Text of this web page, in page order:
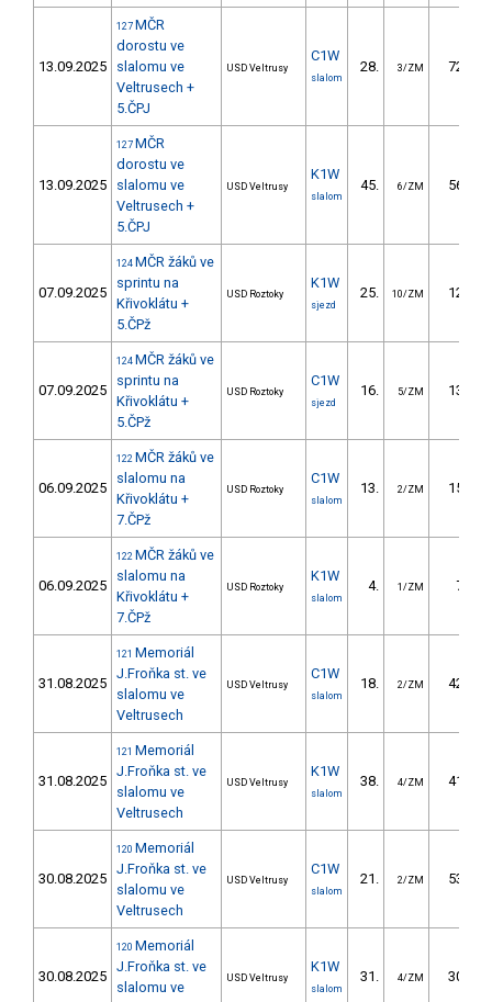
13.09.2025
127 MČR
dorostu ve
slalomu ve
Veltrusech +
5.ČPJ
USD Veltrusy
C1W
slalom
28. 3/ZM 72.59
13.09.2025
127 MČR
dorostu ve
slalomu ve
Veltrusech +
5.ČPJ
USD Veltrusy
K1W
slalom
45. 6/ZM 56.96
07.09.2025
124 MČR žáků ve
sprintu na
Křivoklátu +
5.ČPž
USD Roztoky
K1W
sjezd
25. 10/ZM 12.55
07.09.2025
124 MČR žáků ve
sprintu na
Křivoklátu +
5.ČPž
USD Roztoky
C1W
sjezd
16. 5/ZM 13.32
06.09.2025
122 MČR žáků ve
slalomu na
Křivoklátu +
7.ČPž
USD Roztoky
C1W
slalom
13. 2/ZM 15.62
06.09.2025
122 MČR žáků ve
slalomu na
Křivoklátu +
7.ČPž
USD Roztoky
K1W
slalom
4. 1/ZM 7.55
31.08.2025
121 Memoriál
J.Froňka st. ve
slalomu ve
Veltrusech
USD Veltrusy
C1W
slalom
18. 2/ZM 42.88
31.08.2025
121 Memoriál
J.Froňka st. ve
slalomu ve
Veltrusech
USD Veltrusy
K1W
slalom
38. 4/ZM 41.57
30.08.2025
120 Memoriál
J.Froňka st. ve
slalomu ve
Veltrusech
USD Veltrusy
C1W
slalom
21. 2/ZM 53.44
30.08.2025
120 Memoriál
J.Froňka st. ve
slalomu ve
USD Veltrusy
K1W
slalom
31. 4/ZM 30.42